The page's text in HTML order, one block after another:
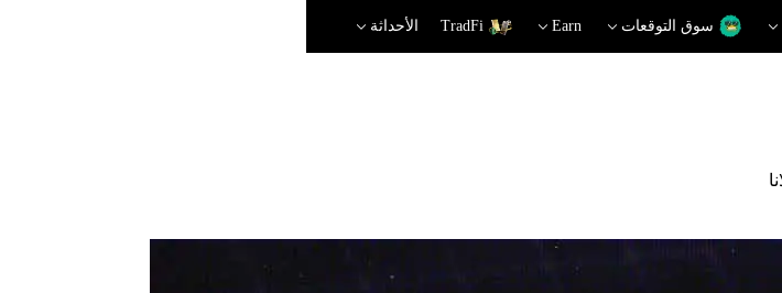
سوق التوقعات Earn
TradFi الأحداثة